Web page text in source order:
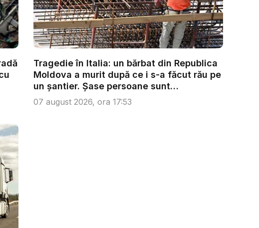
Tragedie în Italia: un bărbat din Republica
Moldova a murit după ce i s-a făcut rău pe
un șantier. Șase persoane sunt
anchetate...
07 august 2026, ora 17:53